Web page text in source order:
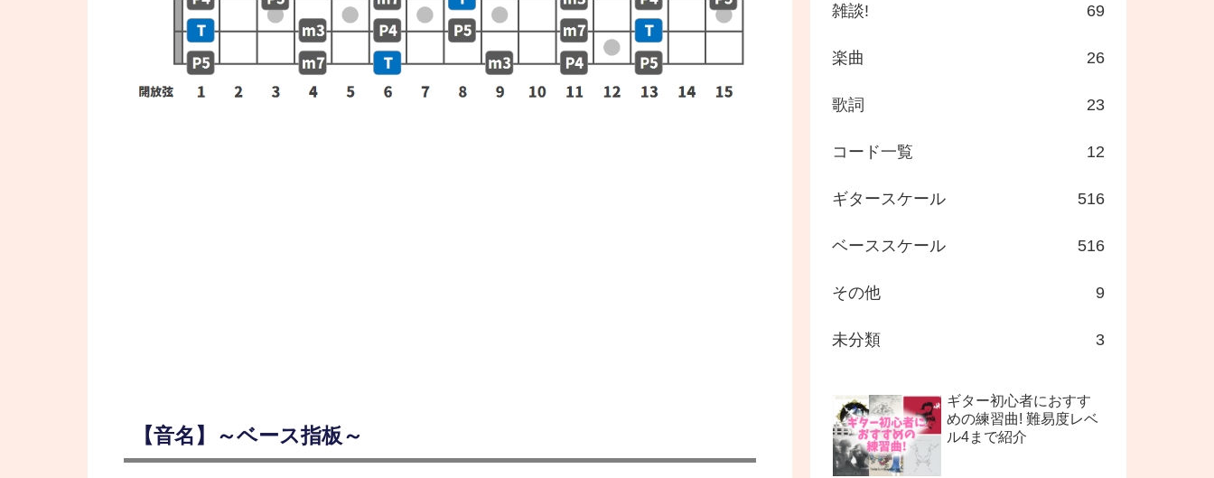
【音名】～ベース指板～
雑談! 69
楽曲 26
歌詞 23
コード一覧 12
ギタースケール 516
ベーススケール 516
その他 9
未分類 3
ギター初心者におすす
めの練習曲! 難易度レベ
ル4まで紹介